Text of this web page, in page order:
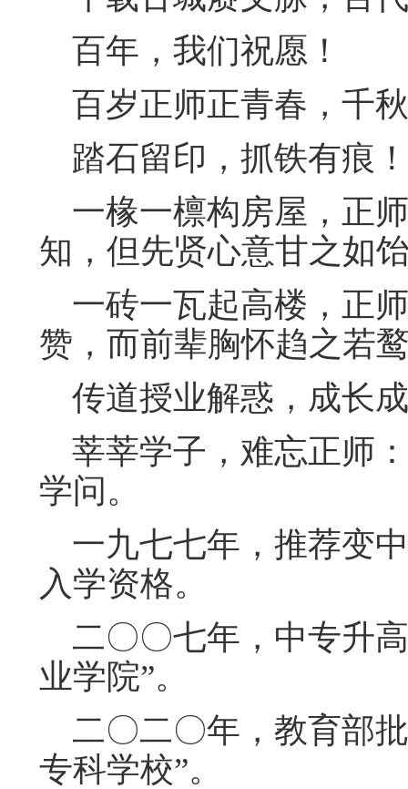
百年，我们祝愿！
百岁正师正青春，千
踏石留印，抓铁有痕！
一椽一檩构房屋，正
知，但先贤心意甘之如
一砖一瓦起高楼，正
赞，而前辈胸怀趋之若
传道授业解惑，成长
莘莘学子，难忘正师
学问。
一九七七年，推荐变
入学资格。
二〇〇七年，中专升
业学院”。
二〇二〇年，教育部
专科学校”。